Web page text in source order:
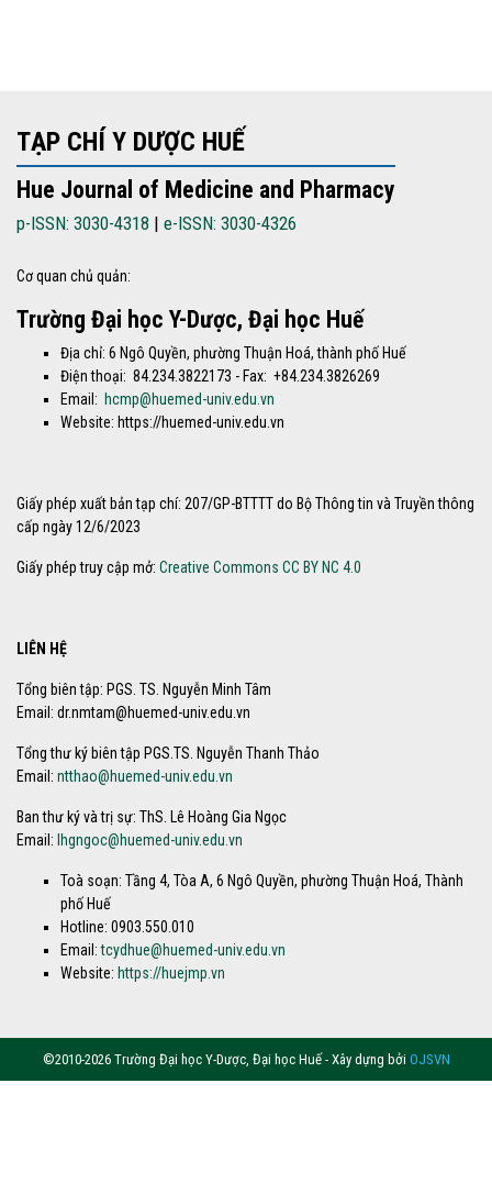
TẠP CHÍ Y DƯỢC HUẾ
Hue Journal of Medicine and Pharmacy
p-ISSN: 3030-4318 | e-ISSN: 3030-4326
Cơ quan chủ quản:
Trường Đại học Y-Dược, Đại học Huế
Địa chỉ: 6 Ngô Quyền, phường Thuận Hoá, thành phố Huế
Điện thoại: 84.234.3822173 - Fax: +84.234.3826269
Email: hcmp@huemed-univ.edu.vn
Website: https://huemed-univ.edu.vn
Giấy phép xuất bản tạp chí: 207/GP-BTTTT do Bộ Thông tin và Truyền thông
cấp ngày 12/6/2023
Giấy phép truy cập mở: Creative Commons CC BY NC 4.0
LIÊN HỆ
Tổng biên tập: PGS. TS. Nguyễn Minh Tâm
Email: dr.nmtam@huemed-univ.edu.vn
Tổng thư ký biên tập PGS.TS. Nguyễn Thanh Thảo
Email: ntthao@huemed-univ.edu.vn
Ban thư ký và trị sự: ThS. Lê Hoàng Gia Ngọc
Email: lhgngoc@huemed-univ.edu.vn
Toà soạn: Tầng 4, Tòa A, 6 Ngô Quyền, phường Thuận Hoá, Thành
phố Huế
Hotline: 0903.550.010
Email:tcydhue@huemed-univ.edu.vn
Website: https://huejmp.vn
©2010-2026 Trường Đại học Y-Dược, Đại học Huế - Xây dựng bởi OJSVN